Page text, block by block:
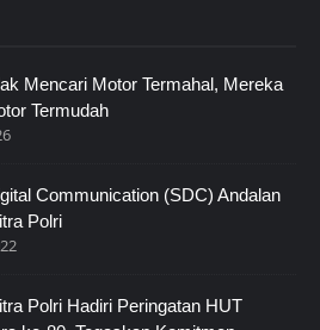
Mencari Motor Termahal, Mereka
Termudah
Communication (SDC) Andalan
Polri
Polri Hadiri Peringatan HUT